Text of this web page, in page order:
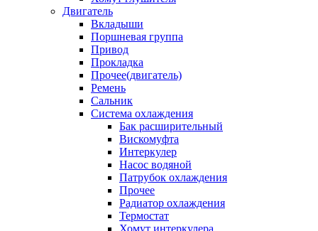
Двигатель
Вкладыши
Поршневая группа
Привод
Прокладка
Прочее(двигатель)
Ремень
Сальник
Система охлаждения
Бак расширительный
Вискомуфта
Интеркулер
Насос водяной
Патрубок охлаждения
Прочее
Радиатор охлаждения
Термостат